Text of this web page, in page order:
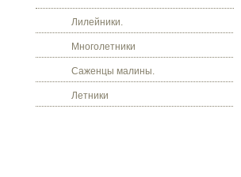
Лилейники.
Многолетники
Саженцы малины.
Летники